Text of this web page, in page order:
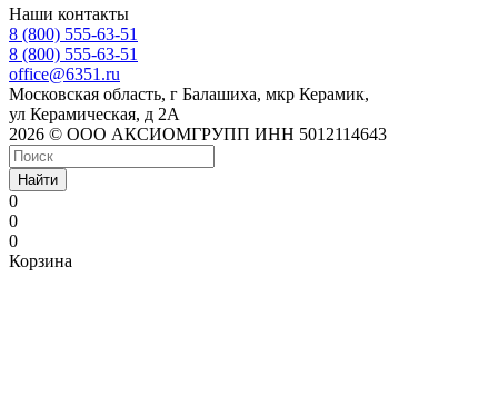
Наши контакты
8 (800) 555-63-51
8 (800) 555-63-51
office@6351.ru
Московская область, г Балашиха, мкр Керамик,
ул Керамическая, д 2А
2026 © ООО АКСИОМГРУПП ИНН 5012114643
Найти
0
0
0
Корзина